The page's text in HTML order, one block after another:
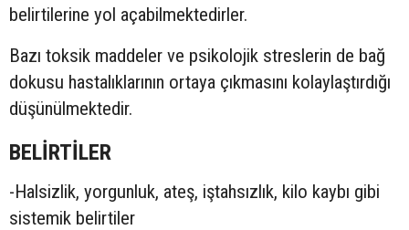
belirtilerine yol açabilmektedirler.
Bazı toksik maddeler ve psikolojik streslerin de bağ
dokusu hastalıklarının ortaya çıkmasını kolaylaştırdığı
düşünülmektedir.
BELİRTİLER
-Halsizlik, yorgunluk, ateş, iştahsızlık, kilo kaybı gibi
sistemik belirtiler